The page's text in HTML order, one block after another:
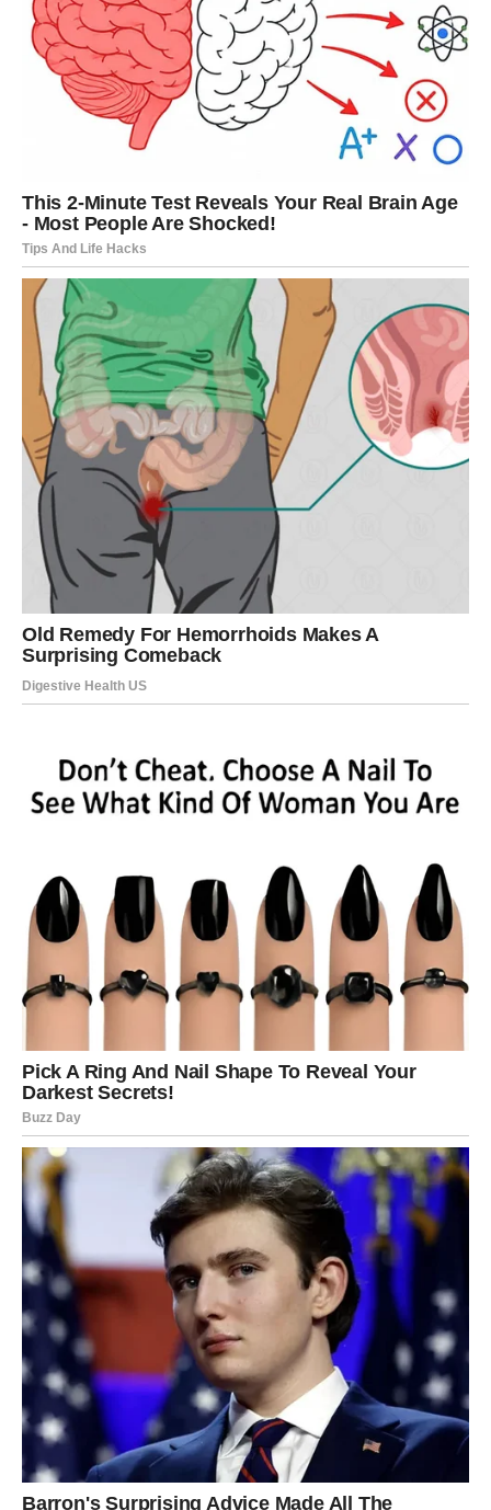
morate da se smanjujete da biste bili voljeni
Najveća nagrada za Vodolije jeste osećaj slobode bez
krivice. Shvatate da niste bili hladni – već samo iskreni
prema sebi. I sada vam se to vraća kroz odnose i prilike
koje vas ne sputavaju, već osnažuju.
RAK – NAGRADA ZA SRCE KOJE
JE I DALJE OSTALO OTVORENO
Rakovi su dugo nosili teret emocija, brige i odgovornosti
– za druge, za porodicu, za one koje su voleli više nego
sebe. Često ste bili oslonac svima, ali ste retko imali
kome da se oslonite.
Sudbina sada to menja.
Nagrada za Raka dolazi kroz
emotivno isceljenje,
sigurnost i osećaj da više ne morate da se borite za
ljubav
. Odnosi se stabilizuju, maske padaju, a vi konačno
dobijate potvrdu da je vaša osećajnost bila snaga, a ne
slabost.
Mnogi Rakovi će doživeti dubok razgovor, pomirenje,
novu ljubav ili unutrašnji mir koji briše staru tugu.
nagrađujeljubavlju koja ne boli, odnosima koji su sigurni
i osećajem da ste konačno zaštićeni.